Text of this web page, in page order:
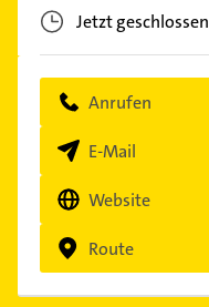
Jetzt geschlossen
Anrufen
E-Mail
Website
Route